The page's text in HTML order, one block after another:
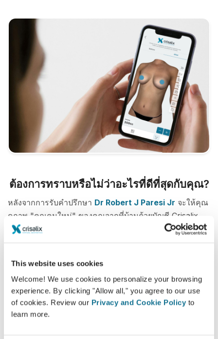
This website uses cookies
Welcome! We use cookies to personalize your browsing
experience. By clicking "Allow all," you agree to our use
of cookies. Review our Privacy and Cookie Policy to
learn more.
ต้องการทราบหรือไม่ว่าอะไรที่ดีที่สุดกับคุณ?
หลังจากการรับคำปรึกษา Dr Robert J Paresi Jr จะให้คุณ
ดูภาพ "คุณคนใหม่" ของคุณจากที่บ้านด้วยบัญชี Crisalix
คุณสามารถให้ครอบครัว เพื่อน หรือคนอื่นช่วยออกความ
พบคุณคนใหม่ทันที!